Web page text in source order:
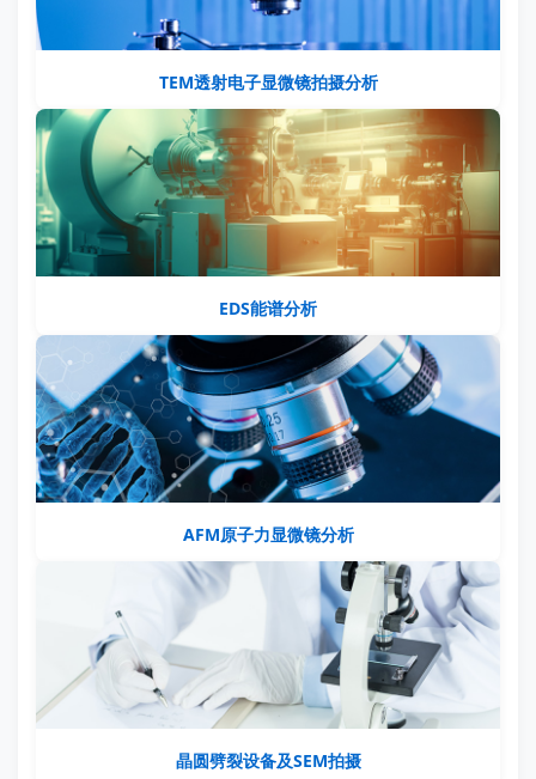
TEM透射电子显微镜拍摄分析
EDS能谱分析
AFM原子力显微镜分析
晶圆劈裂设备及SEM拍摄